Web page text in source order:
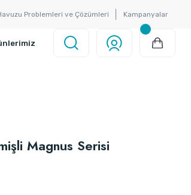
Problemleri ve Çözümleri Kampanyalar
Magnus Serisi